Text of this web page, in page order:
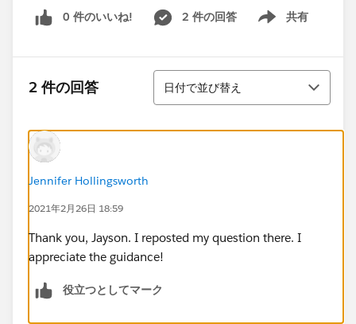
0 件のいいね! 2 件の回答 共有
Show menu
2 件の回答
並び替え
日付で並び替え
Jennifer Hollingsworth
2021年2月26日 18:59
Thank you, Jayson. I reposted my question there. I
appreciate the guidance!
役立つとしてマーク